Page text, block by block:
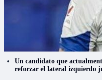
Un candidato que
reforzar el lateral izquierdo